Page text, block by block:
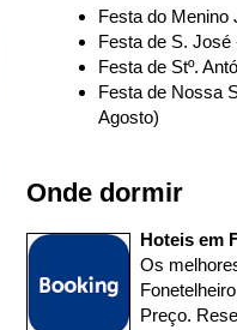
Festa do Menino
Festa de S.
Festa de Stº.
Festa de Nossa
Agosto)
Onde dormir
Hoteis em
Os
Preço.